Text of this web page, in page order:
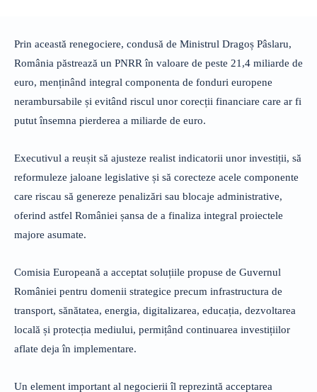
Prin această renegociere, condusă de Ministrul Dragoș Pâslaru,
România păstrează un PNRR în valoare de peste 21,4 miliarde de
euro, menținând integral componenta de fonduri europene
nerambursabile și evitând riscul unor corecții financiare care ar fi
putut însemna pierderea a miliarde de euro.
Executivul a reușit să ajusteze realist indicatorii unor investiții, să
reformuleze jaloane legislative și să corecteze acele componente
care riscau să genereze penalizări sau blocaje administrative,
oferind astfel României șansa de a finaliza integral proiectele
majore asumate.
Comisia Europeană a acceptat soluțiile propuse de Guvernul
României pentru domenii strategice precum infrastructura de
transport, sănătatea, energia, digitalizarea, educația, dezvoltarea
locală și protecția mediului, permițând continuarea investițiilor
aflate deja în implementare.
Un element important al negocierii îl reprezintă acceptarea